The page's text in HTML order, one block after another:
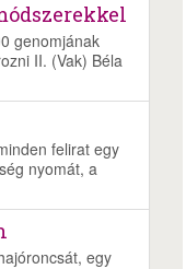
genomjának
II. (Vak) Béla
felirat egy
nyomát, a
egy